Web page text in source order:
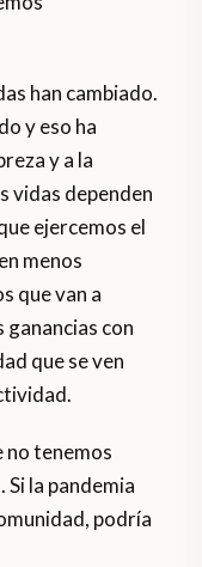
han cambiado.
y eso ha
y a la
vidas dependen
ejercemos el
menos
que van a
con
que se ven
no tenemos
la pandemia
podría